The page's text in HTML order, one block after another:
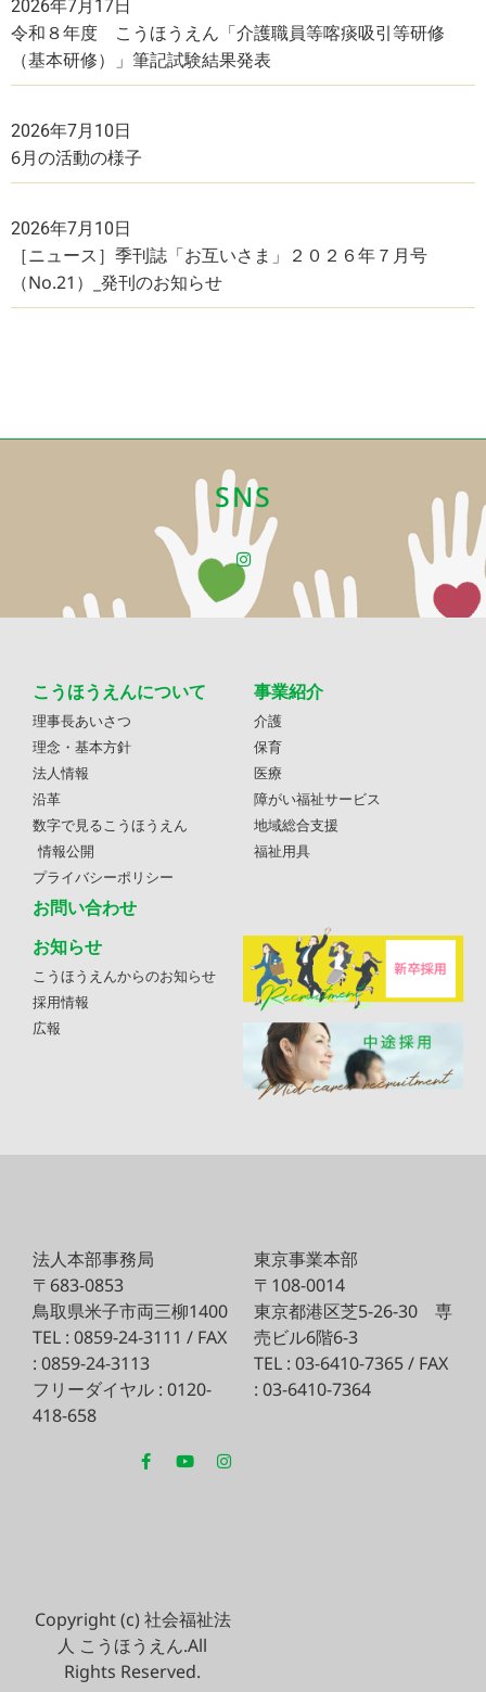
2026年7月17日
令和８年度 こうほうえん「介護職員等喀痰吸引等研修
（基本研修）」筆記試験結果発表
2026年7月10日
6月の活動の様子
2026年7月10日
［ニュース］季刊誌「お互いさま」２０２６年７月号
（No.21）_発刊のお知らせ
SNS
こうほうえんについて
理事長あいさつ
理念・基本方針
法人情報
沿革
数字で見るこうほうえん
情報公開
プライバシーポリシー
お問い合わせ
事業紹介
介護
保育
医療
障がい福祉サービス
地域総合支援
福祉用具
お知らせ
こうほうえんからのお知らせ
採用情報
広報
法人本部事務局
〒683-0853
鳥取県米子市両三柳1400
TEL : 0859-24-3111 / FAX
: 0859-24-3113
フリーダイヤル : 0120-
418-658
東京事業本部
〒108-0014
東京都港区芝5-26-30 専
売ビル6階6-3
TEL : 03-6410-7365 / FAX
: 03-6410-7364
Copyright (c) 社会福祉法
人 こうほうえん.All
Rights Reserved.